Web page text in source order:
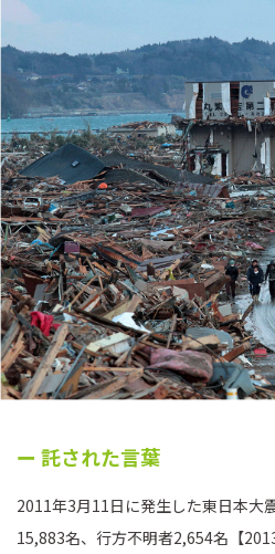
ー 託された言葉
2011年3月11日に発生した東日本大
15,883名、行方不明者2,654名【